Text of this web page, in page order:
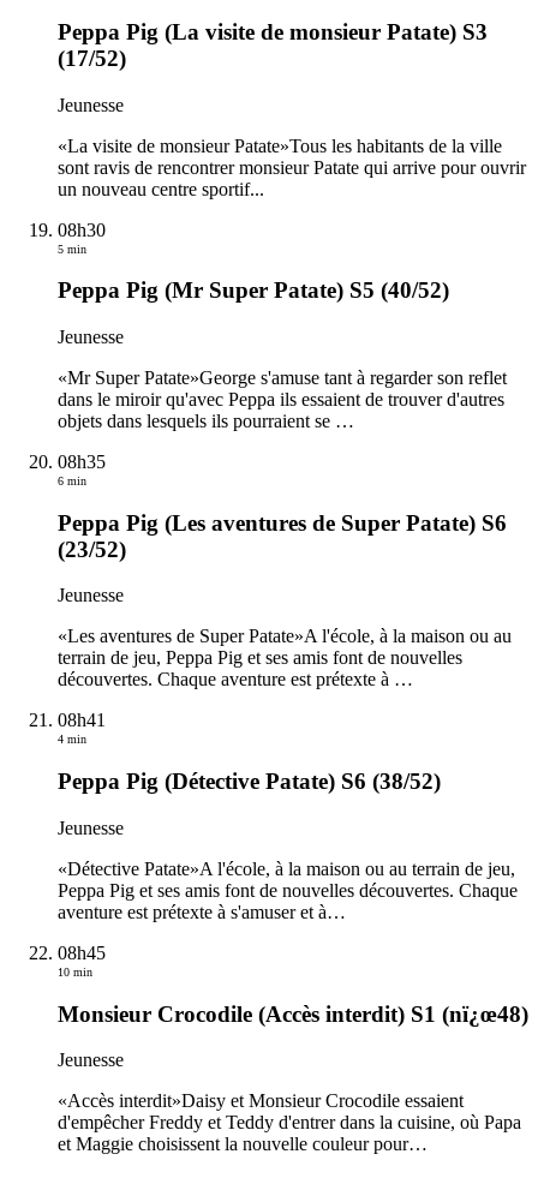
Peppa Pig (La visite de monsieur Patate) S3
(17/52)
Jeunesse
«La visite de monsieur Patate»Tous les habitants de la ville
sont ravis de rencontrer monsieur Patate qui arrive pour ouvrir
un nouveau centre sportif...
08h30
5 min
Peppa Pig (Mr Super Patate) S5 (40/52)
Jeunesse
«Mr Super Patate»George s'amuse tant à regarder son reflet
dans le miroir qu'avec Peppa ils essaient de trouver d'autres
objets dans lesquels ils pourraient se …
08h35
6 min
Peppa Pig (Les aventures de Super Patate) S6
(23/52)
Jeunesse
«Les aventures de Super Patate»A l'école, à la maison ou au
terrain de jeu, Peppa Pig et ses amis font de nouvelles
découvertes. Chaque aventure est prétexte à …
08h41
4 min
Peppa Pig (Détective Patate) S6 (38/52)
Jeunesse
«Détective Patate»A l'école, à la maison ou au terrain de jeu,
Peppa Pig et ses amis font de nouvelles découvertes. Chaque
aventure est prétexte à s'amuser et à…
08h45
10 min
Monsieur Crocodile (Accès interdit) S1 (nï¿œ48)
Jeunesse
«Accès interdit»Daisy et Monsieur Crocodile essaient
d'empêcher Freddy et Teddy d'entrer dans la cuisine, où Papa
et Maggie choisissent la nouvelle couleur pour…